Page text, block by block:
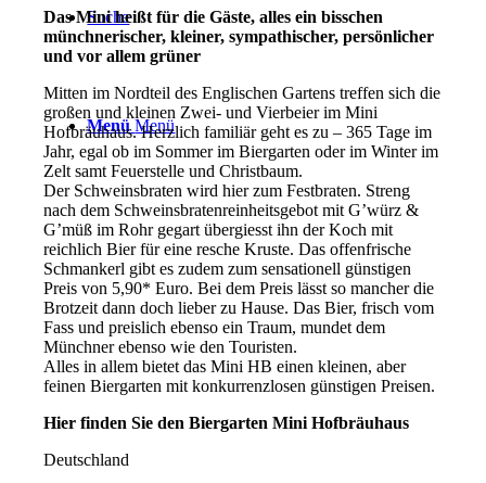
Suche
Menü Menü
Das Mini heißt für die Gäste, alles ein bisschen
münchnerischer, kleiner, sympathischer, persönlicher
und vor allem grüner
Mitten im Nordteil des Englischen Gartens treffen sich die
großen und kleinen Zwei- und Vierbeier im Mini
Hofbräuhaus. Herzlich familiär geht es zu – 365 Tage im
Jahr, egal ob im Sommer im Biergarten oder im Winter im
Zelt samt Feuerstelle und Christbaum.
Der Schweinsbraten wird hier zum Festbraten. Streng
nach dem Schweinsbratenreinheitsgebot mit G’würz &
G’müß im Rohr gegart übergiesst ihn der Koch mit
reichlich Bier für eine resche Kruste. Das offenfrische
Schmankerl gibt es zudem zum sensationell günstigen
Preis von 5,90* Euro. Bei dem Preis lässt so mancher die
Brotzeit dann doch lieber zu Hause. Das Bier, frisch vom
Fass und preislich ebenso ein Traum, mundet dem
Münchner ebenso wie den Touristen.
Alles in allem bietet das Mini HB einen kleinen, aber
feinen Biergarten mit konkurrenzlosen günstigen Preisen.
Hier finden Sie den Biergarten Mini Hofbräuhaus
Deutschland